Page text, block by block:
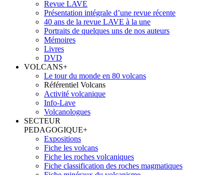
Revue LAVE
Présentation intégrale d’une revue récente
40 ans de la revue LAVE à la une
Portraits de quelques uns de nos auteurs
Mémoires
Livres
DVD
VOLCANS+
Le tour du monde en 80 volcans
Référentiel Volcans
Activité volcanique
Info-Lave
Volcanologues
SECTEUR
PEDAGOGIQUE+
Expositions
Fiche les volcans
Fiche les roches volcaniques
Fiche classification des roches magmatiques